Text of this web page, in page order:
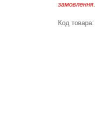
замовлення.
Код товара: